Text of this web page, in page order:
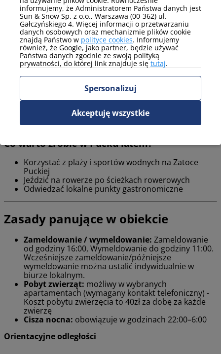
skomunikowana z resztą miasta.
Sezonowe atrakcje w Nexo
W Pucku dostępne są atrakcje zarówno zimowe, jak i letnie,
które urozmaicają pobyt w mieście. Warto zaplanować czas na
aktywności dostosowane do pory roku.
Co warto zrobić w Pucku zimą?
Spacerować po nadmorskich terenach i parkach
Co warto zrobić w Pucku latem?
Korzystać z plaży i sportów wodnych na Zatoce
Puckiej
Jeździć na rowerze po ścieżkach rowerowych
Odwiedzać lokalne punkty gastronomiczne
Zasady panujące w obiekcie
Zameldowanie / wymeldowanie: Zameldowanie
od godziny 16:00, Wymeldowanie do godziny 11:00.
Wcześniejsze zameldowanie/późniejsze
wymeldowanie można ustalić indywidualnie w
biurze lokalnym.
Pobyt zwierząt: możliwy w wybranych
apartamentach (wymagany kontakt telefoniczny) -
Koszt pobytu zwierzęcia to 40zł za dobę za każde
zwierzę
Cisza nocna: obowiązuje w godzinach 22:00–6:00
Orientacyjne odległości
informujemy, że Administratorem Państwa danych jest
Sun & Snow Sp. z o.o., Warszawa (00-362) ul.
Gałczyńskiego 4. Więcej informacji o przetwarzaniu
danych osobowych oraz mechanizmie plików cookie
znajdą Państwo w polityce cookies. Informujemy
również, że Google, jako partner, będzie używać
Państwa danych zgodnie ze swoją polityką
prywatności, do której link znajduje się tutaj.
Spersonalizuj
Akceptuję wszystkie